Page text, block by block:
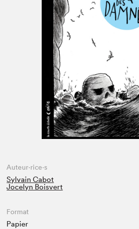
Espace médias
Auteur·rice·s
Sylvain Cabot
Jocelyn Boisvert
Format
Papier